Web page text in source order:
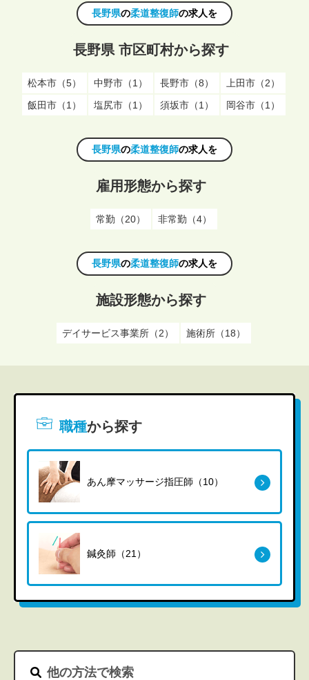
長野県の柔道整復師の求人を
長野県 市区町村から探す
松本市（5） 中野市（1） 長野市（8）
上田市（2）
飯田市（1）
塩尻市（1） 須坂市（1） 岡谷市（1）
長野県の柔道整復師の求人を
雇用形態から探す
常勤（20） 非常勤（4）
長野県の柔道整復師の求人を
施設形態から探す
デイサービス事業所（2） 施術所（18）
職種から探す
あん摩マッサージ指圧師（10）
鍼灸師（21）
他の方法で検索